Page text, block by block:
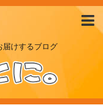
届けするブログ